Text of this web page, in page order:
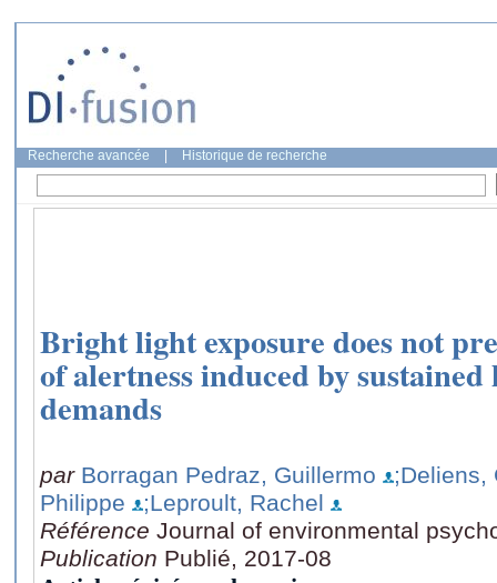
Recherche avancée Historique de recherche
Bright light exposure does not
of alertness induced by
demands
par Borragan Pedraz, Guillermo
;Deliens,
Philippe
;Leproult, Rachel
Référence Journal of environmental
Publication Publié, 2017-08